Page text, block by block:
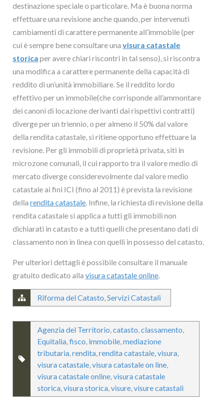
destinazione speciale o particolare. Ma è buona norma
effettuare una revisione anche quando, per intervenuti
cambiamenti di carattere permanente all’immobile (per
cui è sempre bene consultare unavisura catastale
storica per avere chiari riscontri in tal senso), si riscontra
una modifica a carattere permanente della capacità di
reddito di un’unità immobiliare. Se il reddito lordo
effettivo per un immobile(che corrisponde all’ammontare
dei canoni di locazione derivanti dai rispettivi contratti)
diverge per un triennio, o per almeno il 50% dal valore
della rendita catastale, si ritiene opportuno effettuare la
revisione. Per gli immobili di proprietà privata, siti in
microzone comunali, il cui rapporto tra il valore medio di
mercato diverge considerevolmente dal valore medio
catastale ai fini ICI (fino al 2011) è prevista la revisione
dellarendita catastale. Infine, la richiesta di revisione della
rendita catastale si applica a tutti gli immobili non
dichiarati in catasto e a tutti quelli che presentano dati di
classamento non in linea con quelli in possesso del catasto.
Per ulteriori dettagli è possibile consultare il manuale
gratuito dedicato allavisura catastale online.
Riforma del Catasto,Servizi Catastali
Agenzia del Territorio,catasto,classamento,
Equitalia,fisco, immobile,mediazione
tributaria,rendita,rendita catastale,visura,
visura catastale,visura catastale on line,
visura catastale online,visura catastale
storica,visura storica,visure,visure catastali